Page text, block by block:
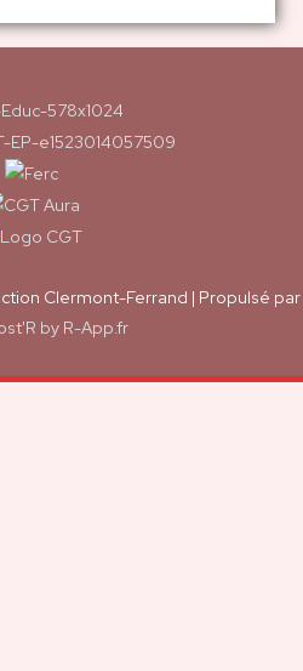
Clermont-Ferrand | Propulsé par
by R-App.fr